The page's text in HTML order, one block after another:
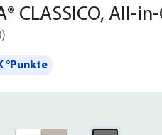
CLASSICO, All-
)
°Punkte